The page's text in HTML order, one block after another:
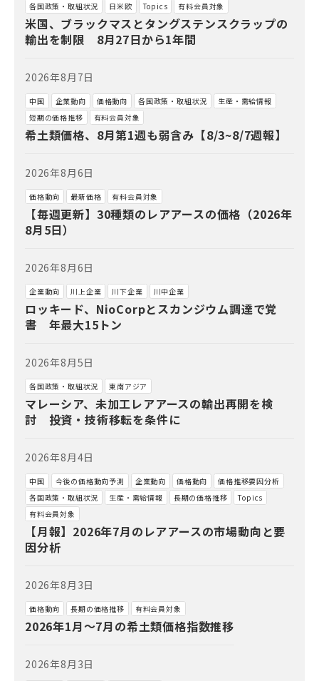
各国政策・取組状況 日米欧 Topics 有料会員対象
米国、ブラックマスとタングステンスクラップの
輸出を制限 8月27日から1年間
2026年8月7日
中国 企業動向 価格動向 各国政策・取組状況
生産・需給情報
短期の価格推移
有料会員対象
希土類価格、8月第1週も弱含み【8/3~8/7週報】
2026年8月6日
価格動向 最新価格 有料会員対象
【毎週更新】30種類のレアアースの価格（2026年
8月5日）
2026年8月6日
企業動向 川上企業 川下企業 川中企業
ロッキード、NioCorpとスカンジウム調達で覚
書 年最大15トン
2026年8月5日
各国政策・取組状況 東南アジア
マレーシア、未加工レアアースの輸出再開を検
討 投資・技術移転を条件に
2026年8月4日
中国 今後の価格動向予測 企業動向 価格動向
価格推移要因分析
各国政策・取組状況
生産・需給情報 長期の価格推移
Topics
有料会員対象
【月報】2026年7月のレアアースの市場動向と要
因分析
2026年8月3日
価格動向 長期の価格推移 有料会員対象
2026年1月～7月の希土類価格指数推移
2026年8月3日